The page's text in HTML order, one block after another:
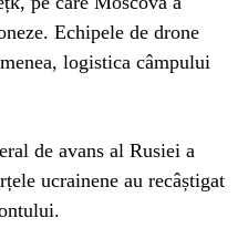
Echipele de drone
logistica câmpului
de avans al Rusiei a
ucrainene au recâștigat